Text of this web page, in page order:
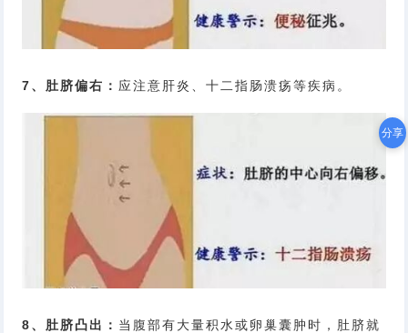
7、肚脐偏右： 应注意肝炎、十二指肠溃疡等疾病。
8、肚脐凸出： 当腹部有大量积水或卵巢囊肿时，肚脐就
分享